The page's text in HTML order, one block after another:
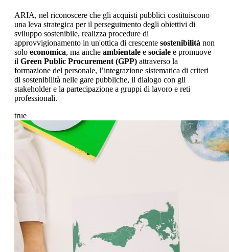
ARIA, nel riconoscere che gli acquisti pubblici costituiscono
una leva strategica per il perseguimento degli obiettivi di
sviluppo sostenibile, realizza procedure di
approvvigionamento in un'ottica di crescente sostenibilità non
solo economica, ma anche ambientale e sociale e promuove
il Green Public Procurement (GPP) attraverso la
formazione del personale, l’integrazione sistematica di criteri
di sostenibilità nelle gare pubbliche, il dialogo con gli
stakeholder e la partecipazione a gruppi di lavoro e reti
professionali.
true